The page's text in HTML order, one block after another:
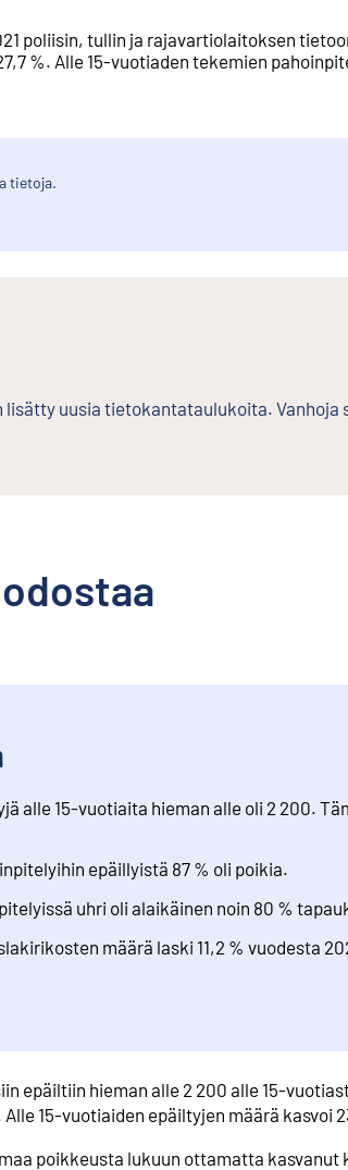
poliisin, tullin ja rajavartiolaitoksen
%. Alle 15-vuotiaden tekemien
tietoja.
uusia tietokantataulukoita. Vanhoja
alle 15-vuotiaita hieman alle oli 2 200.
epäillyistä 87 % oli poikia.
uhri oli alaikäinen noin 80 %
määrä laski 11,2 % vuodesta
epäiltiin hieman alle 2 200 alle 15-
15-vuotiaiden epäiltyjen määrä kasvoi
poikkeusta lukuun ottamatta